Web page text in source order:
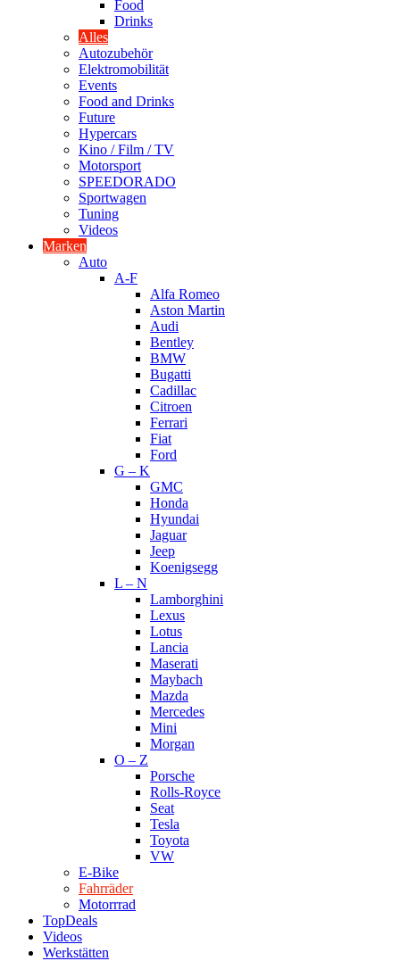
Food
Drinks
Alles
Autozubehör
Elektromobilität
Events
Food and Drinks
Future
Hypercars
Kino / Film / TV
Motorsport
SPEEDORADO
Sportwagen
Tuning
Videos
Marken
Auto
A-F
Alfa Romeo
Aston Martin
Audi
Bentley
BMW
Bugatti
Cadillac
Citroen
Ferrari
Fiat
Ford
G – K
GMC
Honda
Hyundai
Jaguar
Jeep
Koenigsegg
L – N
Lamborghini
Lexus
Lotus
Lancia
Maserati
Maybach
Mazda
Mercedes
Mini
Morgan
O – Z
Porsche
Rolls-Royce
Seat
Tesla
Toyota
VW
E-Bike
Fahrräder
Motorrrad
TopDeals
Videos
Werkstätten